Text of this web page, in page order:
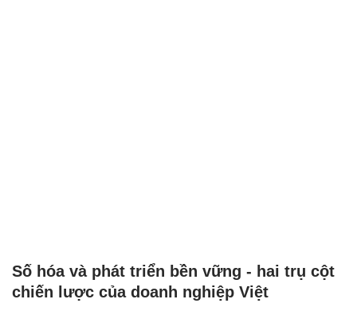
Số hóa và phát triển bền vững - hai trụ cột
chiến lược của doanh nghiệp Việt